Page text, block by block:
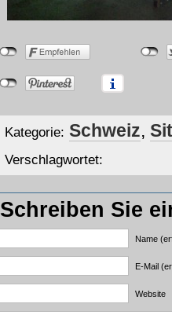
Kategorie: Schweiz,
Verschlagwortet:
Schreiben Sie
Name
E-Mail
Website